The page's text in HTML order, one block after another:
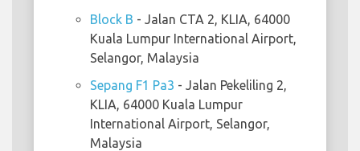
Block B - Jalan CTA 2, KLIA, 64000
Kuala Lumpur International Airport,
Selangor, Malaysia
Sepang F1 Pa3 - Jalan Pekeliling 2,
KLIA, 64000 Kuala Lumpur
International Airport, Selangor,
Malaysia